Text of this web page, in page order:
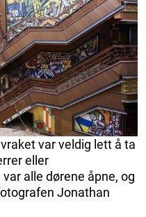
var veldig lett å ta
eller
alle dørene åpne, og
Jonathan